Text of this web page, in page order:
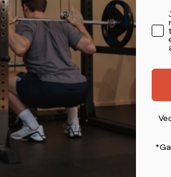
med BumperPlates.
fitnesscentre. Sælges